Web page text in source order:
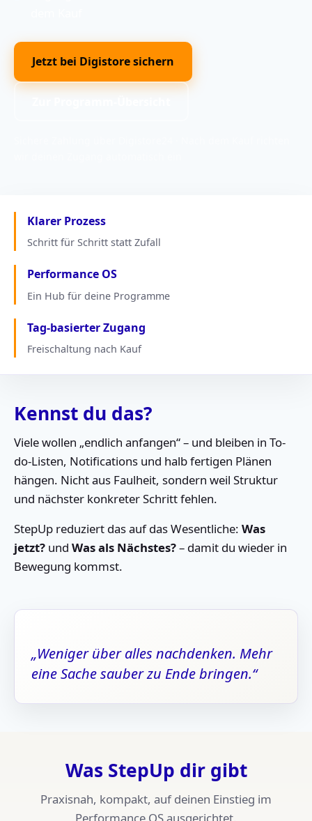
Jetzt bei Digistore sichern
Klarer Prozess
Schritt für Schritt statt Zufall
Performance OS
Ein Hub für deine Programme
Tag-basierter Zugang
Freischaltung nach Kauf
Kennst du das?
Viele wollen „endlich anfangen“ – und bleiben in To-
do-Listen, Notifications und halb fertigen Plänen
hängen. Nicht aus Faulheit, sondern weil Struktur
und nächster konkreter Schritt fehlen.
StepUp reduziert das auf das Wesentliche: Was
jetzt? und Was als Nächstes?– damit du wieder in
Bewegung kommst.
„Weniger über alles nachdenken. Mehr
eine Sache sauber zu Ende bringen.“
Was StepUp dir gibt
Praxisnah, kompakt, auf deinen Einstieg im
Performance OS ausgerichtet.